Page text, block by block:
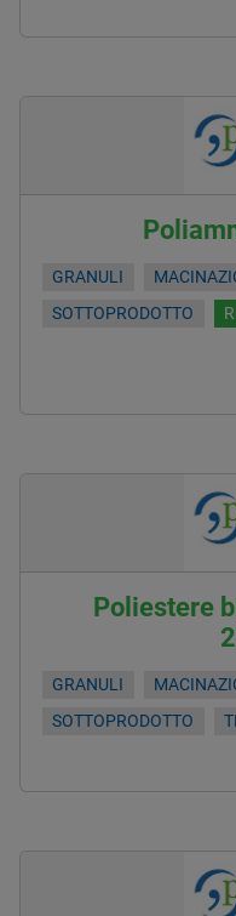
GRANULI
SOTTOPRODOTTO
Poliestere
GRANULI
SOTTOPRODOTTO